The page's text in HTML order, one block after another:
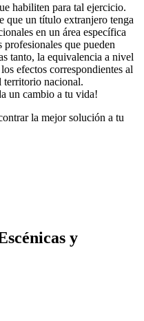
habiliten para tal ejercicio.
que un título extranjero tenga
en un área específica
que pueden
tanto, la equivalencia a nivel
efectos correspondientes al
territorio nacional.
un cambio a tu vida!
la mejor solución a tu
y